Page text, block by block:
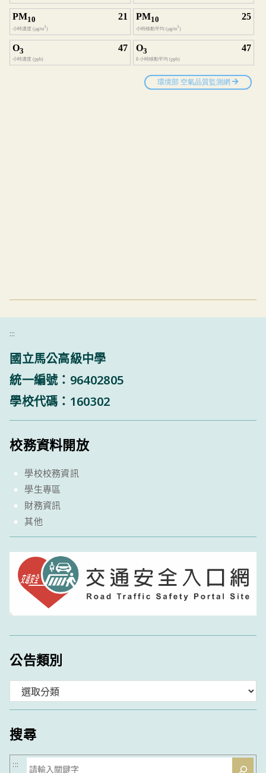
:::
國立馬公高級中學
統一編號：96402805
學校代碼：160302
校務資料開放
學校校務資訊
學生專區
財務資訊
其他
公告類別
類
搜尋
搜
:::